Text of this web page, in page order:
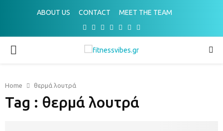
ABOUT US CONTACT
MEET THE TEAM
Facebook
TwitterInstagram
Pinterest
Youtube
Email
PRIMARY
Home θερμά λουτρά
Tag : θερμά λουτρά